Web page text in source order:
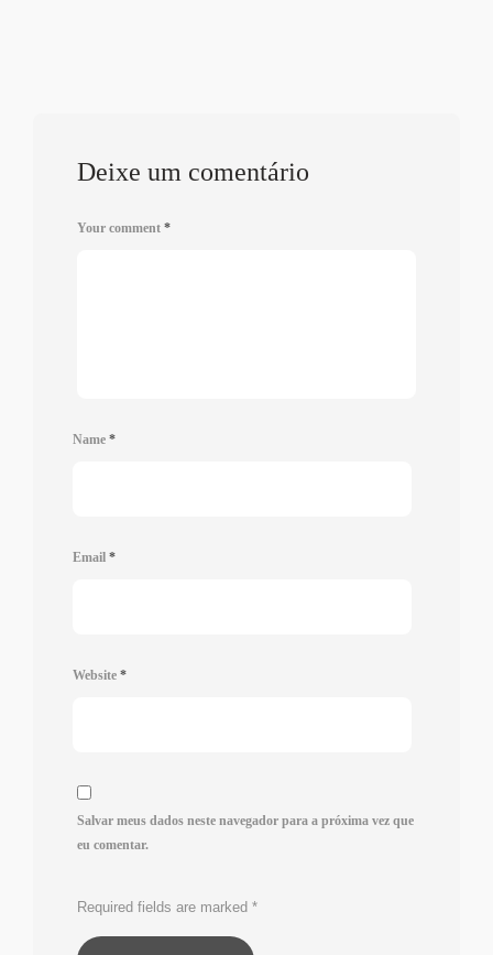
Deixe um comentário
Your comment *
Name *
Email *
Website *
Salvar meus dados neste navegador para a próxima vez que
eu comentar.
Required fields are marked *